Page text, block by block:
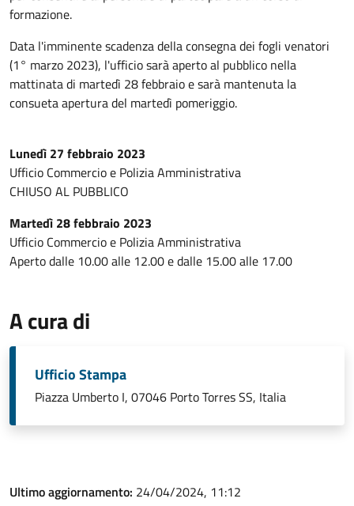
formazione.
Data l'imminente scadenza della consegna dei fogli venatori
(1° marzo 2023), l'ufficio sarà aperto al pubblico nella
mattinata di martedì 28 febbraio e sarà mantenuta la
consueta apertura del martedì pomeriggio.
Lunedì 27 febbraio 2023
Ufficio Commercio e Polizia Amministrativa
CHIUSO AL PUBBLICO
Martedì 28 febbraio 2023
Ufficio Commercio e Polizia Amministrativa
Aperto dalle 10.00 alle 12.00 e dalle 15.00 alle 17.00
A cura di
Ufficio Stampa
Piazza Umberto I, 07046 Porto Torres SS, Italia
Ultimo aggiornamento: 24/04/2024, 11:12